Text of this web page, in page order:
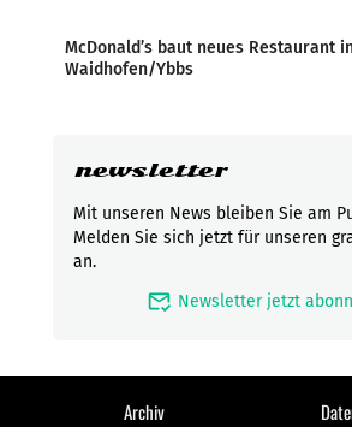
McDonald’s baut neues Restaurant
Waidhofen/Ybbs
newsletter
Mit unseren News bleiben Sie am
Melden Sie sich jetzt für unseren
an.
mark_email_read Newsletter jetzt
Archiv